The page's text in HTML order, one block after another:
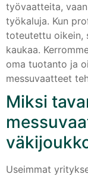
työvaatteita,
työkaluja. Kun
toteutettu oikein,
kaukaa.
oma tuotanto ja
messuvaatteet
Miksi
Useimmat